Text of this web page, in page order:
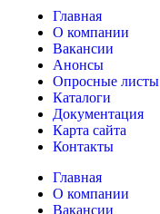
Главная
О компании
Вакансии
Анонсы
Опросные листы
Каталоги
Документация
Карта сайта
Контакты
Главная
О компании
Вакансии